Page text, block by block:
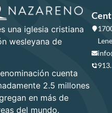
una iglesia cristiana
wesleyana de
cuenta
2.5 millones
en más de
del mundo.